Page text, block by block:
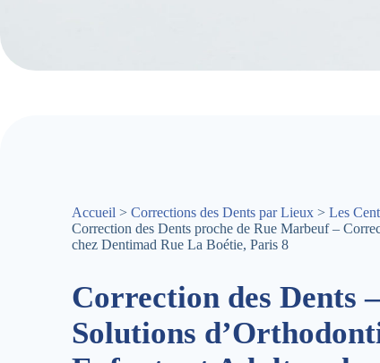
Accueil > Corrections des Dents par Lieux > Les
Correction des Dents proche de Rue Marbeuf –
chez Dentimad Rue La Boétie, Paris 8
Correction des Dents –
Solutions